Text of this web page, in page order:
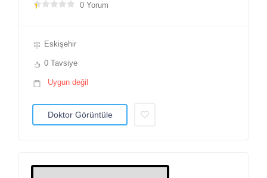
0 Yorum
Eskişehir
0 Tavsiye
Uygun değil
Doktor Görüntüle